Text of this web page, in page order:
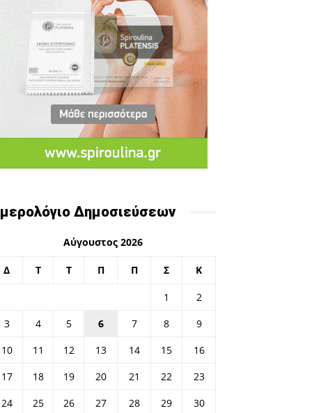
Δημοσιεύσεων
Αύγουστος 2026
Δ Τ Τ Π Π Σ Κ
1
2
3
4 5 6 7 8
9
10
11 12 13 14 15
16
17
18 19 20 21 22
23
24
25 26 27 28 29 30